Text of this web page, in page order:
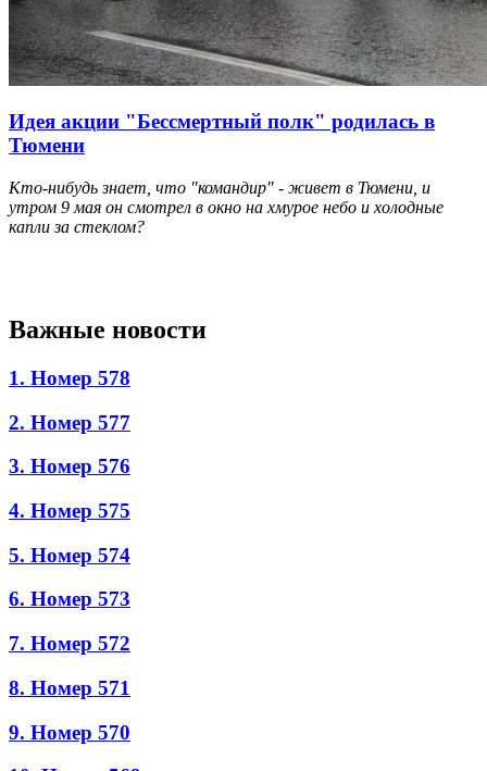
Идея акции "Бессмертный полк" родилась в
Тюмени
Кто-нибудь знает, что "командир" - живет в Тюмени, и
утром 9 мая он смотрел в окно на хмурое небо и холодные
капли за стеклом?
Важные новости
1. Номер 578
2. Номер 577
3. Номер 576
4. Номер 575
5. Номер 574
6. Номер 573
7. Номер 572
8. Номер 571
9. Номер 570